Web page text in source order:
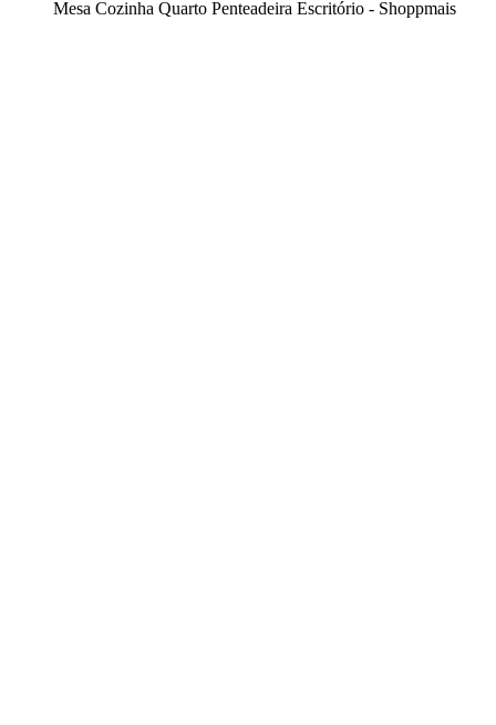
Mesa Cozinha Quarto Penteadeira Escritório - Shoppmais